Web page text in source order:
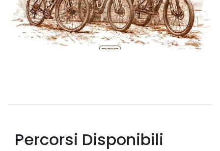
Percorsi Disponibili